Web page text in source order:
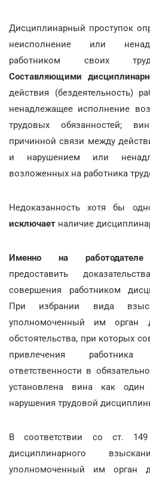
Дисциплинарный проступок
неисполнение или
работником своих
Составляющими
действия (бездеятельность)
ненадлежащее исполнение
трудовых обязанностей;
причинной связи между
и нарушением или
возложенных на работника
Недоказанность хотя бы
исключает наличие
Именно на работодателе
предоставить
совершения работником
При избрании вида
уполномоченный им орган
обстоятельства, при которых
привлечения
ответственности в
установлена вина как
нарушения трудовой
В соответствии со ст.
дисциплинарного
уполномоченный им орган